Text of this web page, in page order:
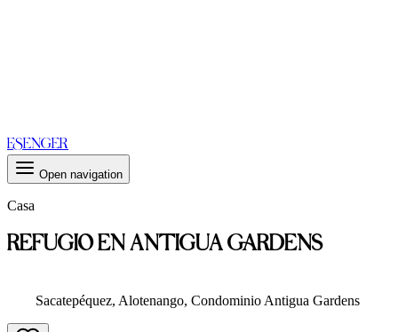
ESENGER
Open navigation
Casa
REFUGIO EN ANTIGUA GARDENS
Sacatepéquez, Alotenango, Condominio Antigua Gardens